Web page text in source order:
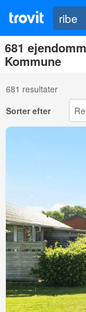
681
Kommune
681 resultater
Sorter efter